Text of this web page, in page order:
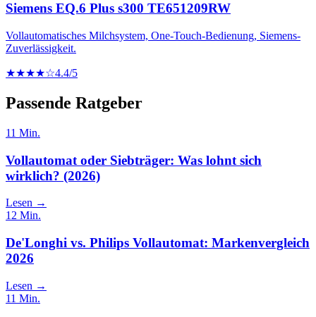
Siemens EQ.6 Plus s300 TE651209RW
Vollautomatisches Milchsystem, One-Touch-Bedienung, Siemens-
Zuverlässigkeit.
★★★★☆4.4/5
Passende Ratgeber
11 Min.
Vollautomat oder Siebträger: Was lohnt sich
wirklich? (2026)
Lesen →
12 Min.
De'Longhi vs. Philips Vollautomat: Markenvergleich
2026
Lesen →
11 Min.